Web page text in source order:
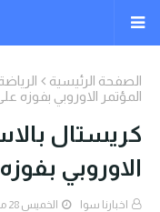
الصفحة الرئيسية
المؤتمر الاوروبي بفوزه
كريستال
الاوروبي
اخبارنا سوا الخميس 28 مايو 2026